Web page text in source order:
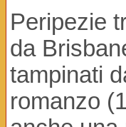
Peripezie
da
tampinati
romanzo